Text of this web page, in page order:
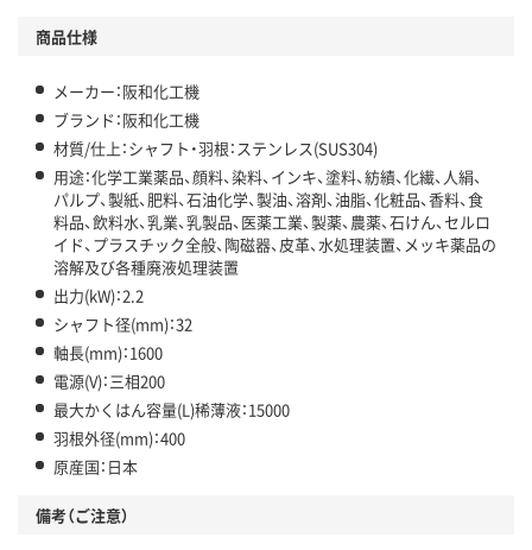
商品仕様
メーカー：阪和化工機
ブランド：阪和化工機
材質/仕上：シャフト・羽根：ステンレス(SUS304)
用途：化学工業薬品、顔料、染料、インキ、塗料、紡績、化繊、人絹、
パルプ、製紙、肥料、石油化学、製油、溶剤、油脂、化粧品、香料、食
料品、飲料水、乳業、乳製品、医薬工業、製薬、農薬、石けん、セルロ
イド、プラスチック全般、陶磁器、皮革、水処理装置、メッキ薬品の
溶解及び各種廃液処理装置
出力(kW)：2.2
シャフト径(mm)：32
軸長(mm)：1600
電源(V)：三相200
最大かくはん容量(L)稀薄液：15000
羽根外径(mm)：400
原産国：日本
備考（ご注意）